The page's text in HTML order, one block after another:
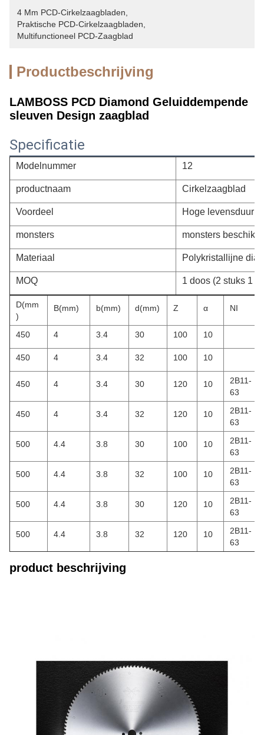
4 Mm PCD-Cirkelzaagbladen
Praktische PCD-Cirkelzaagbladen
Multifunctioneel PCD-Zaagblad
Productbeschrijving
LAMBOSS PCD Diamond Geluiddempende
sleuven Design zaagblad
Specificatie
Modelnummer 12
productnaam Cirkelzaagblad
Voordeel Hoge levensduur
monsters monsters
Materiaal Polykristallijne
MOQ 1 doos (2 stuks 1
D(mm
)
B(mm) b(mm) d(mm) Z α NI
450 4 3.4 30 100 10
450 4 3.4 32 100 10
450 4 3.4 30 120 10
2B11-
63
450 4 3.4 32 120 10
2B11-
63
500 4.4 3.8 30 100 10
2B11-
63
500 4.4 3.8 32 100 10
2B11-
63
500 4.4 3.8 30 120 10
2B11-
63
500 4.4 3.8 32 120 10
2B11-
63
product beschrijving